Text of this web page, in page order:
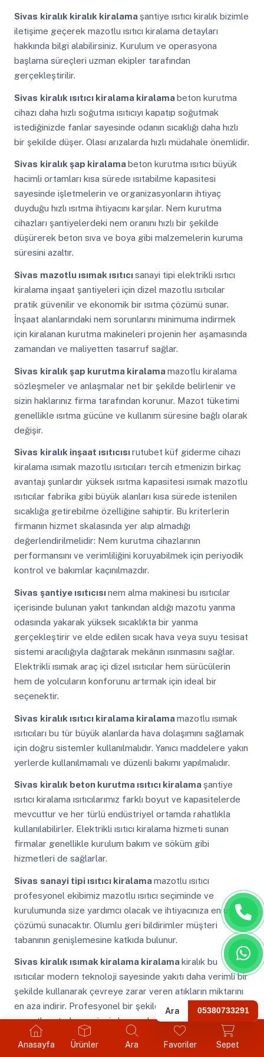
Anasayfa Ürünler Ara Favoriler Sepet
Sivas kiralık kiralık kiralama şantiye ısıtıcı kiralık bizimle
iletişime geçerek mazotlu ısıtıcı kiralama detayları
hakkında bilgi alabilirsiniz. Kurulum ve operasyona
başlama süreçleri uzman ekipler tarafından
gerçekleştirilir.
Sivas kiralık ısıtıcı kiralama kiralamabeton kurutma
cihazı daha hızlı soğutma ısıtıcıyı kapatıp soğutmak
istediğinizde fanlar sayesinde odanın sıcaklığı daha hızlı
bir şekilde düşer. Olası arızalarda hızlı müdahale önemlidir.
Sivas kiralık şap kiralamabeton kurutma ısıtıcı büyük
hacimli ortamları kısa sürede ısıtabilme kapasitesi
sayesinde işletmelerin ve organizasyonların ihtiyaç
duyduğu hızlı ısıtma ihtiyacını karşılar. Nem kurutma
cihazları şantiyelerdeki nem oranını hızlı bir şekilde
düşürerek beton sıva ve boya gibi malzemelerin kuruma
süresini azaltır.
Sivas mazotlu ısımak ısıtıcısanayi tipi elektrikli ısıtıcı
kiralama inşaat şantiyeleri için dizel mazotlu ısıtıcılar
pratik güvenilir ve ekonomik bir ısıtma çözümü sunar.
İnşaat alanlarındaki nem sorunlarını minimuma indirmek
için kiralanan kurutma makineleri projenin her aşamasında
zamandan ve maliyetten tasarruf sağlar.
Sivas kiralık şap kurutma kiralamamazotlu kiralama
sözleşmeler ve anlaşmalar net bir şekilde belirlenir ve
sizin haklarınız firma tarafından korunur. Mazot tüketimi
genellikle ısıtma gücüne ve kullanım süresine bağlı olarak
değişir.
Sivas kiralık inşaat ısıtıcısırutubet küf giderme cihazı
kiralama ısımak mazotlu ısıtıcıları tercih etmenizin birkaç
avantajı şunlardır yüksek ısıtma kapasitesi ısımak mazotlu
ısıtıcılar fabrika gibi büyük alanları kısa sürede istenilen
sıcaklığa getirebilme özelliğine sahiptir. Bu kriterlerin
firmanın hizmet skalasında yer alıp almadığı
değerlendirilmelidir: Nem kurutma cihazlarının
performansını ve verimliliğini koruyabilmek için periyodik
kontrol ve bakımlar kaçınılmazdır.
Sivas şantiye ısıtıcısınem alma makinesi bu ısıtıcılar
içerisinde bulunan yakıt tankından aldığı mazotu yanma
odasında yakarak yüksek sıcaklıkta bir yanma
gerçekleştirir ve elde edilen sıcak hava veya suyu tesisat
sistemi aracılığıyla dağıtarak mekânın ısınmasını sağlar.
Elektrikli ısımak araç içi dizel ısıtıcılar hem sürücülerin
hem de yolcuların konforunu artırmak için ideal bir
seçenektir.
Sivas kiralık ısıtıcı kiralama kiralamamazotlu ısımak
ısıtıcıları bu tür büyük alanlarda hava dolaşımını sağlamak
için doğru sistemler kullanılmalıdır. Yanıcı maddelere yakın
yerlerde kullanılmamalı ve düzenli bakımı yapılmalıdır.
Sivas kiralık beton kurutma ısıtıcı kiralama şantiye
ısıtıcı kiralama ısıtıcılarımız farklı boyut ve kapasitelerde
mevcuttur ve her türlü endüstriyel ortamda rahatlıkla
kullanılabilirler. Elektrikli ısıtıcı kiralama hizmeti sunan
firmalar genellikle kurulum bakım ve söküm gibi
hizmetleri de sağlarlar.
Sivas sanayi tipi ısıtıcı kiralamamazotlu ısıtıcı
profesyonel ekibimiz mazotlu ısıtıcı seçiminde ve
kurulumunda size yardımcı olacak ve ihtiyacınıza en uygun
çözümü sunacaktır. Olumlu geri bildirimler müşteri
tabanının genişlemesine katkıda bulunur.
Sivas kiralık ısımak kiralama kiralamakiralık bu
ısıtıcılar modern teknoloji sayesinde yakıtı daha verimli bir
şekilde kullanarak çevreye zarar veren atıkların miktarını
en aza indirir. Profesyonel bir şekilde kullanıldığında
mazotlu ısıtıcılar projenin başarıyla tamamlanmasına
yardımcı olabilir.
Ara 05380733291